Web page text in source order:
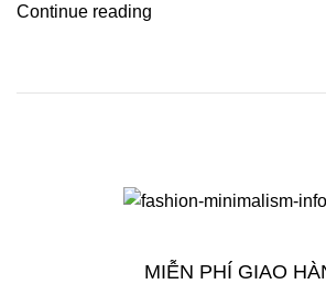
Continue reading
MIỄN PHÍ GIAO